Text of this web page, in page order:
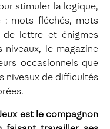
stimuler la logique,
: mots fléchés, mots
de lettre et énigmes
le magazine
occasionnels que
niveaux de difficultés
est le compagnon